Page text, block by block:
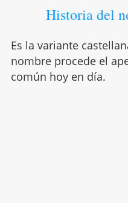
Historia del
Es la variante
nombre procede el
común hoy en día.